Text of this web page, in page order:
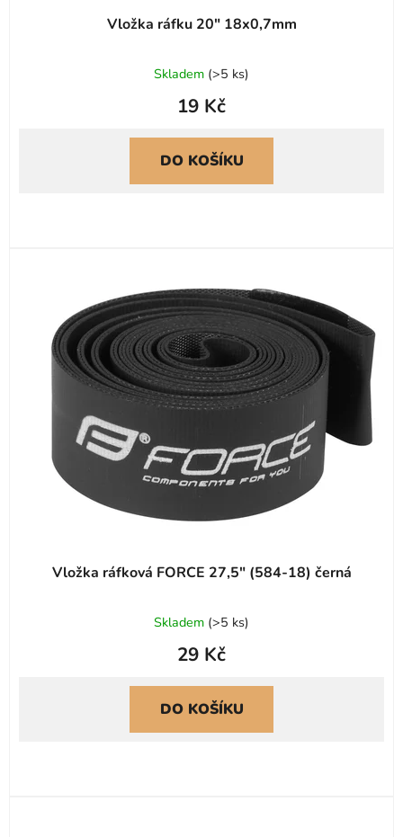
Vložka ráfku 20" 18x0,7mm
Skladem (>5 ks)
19 Kč
DO KOŠÍKU
Vložka ráfková FORCE 27,5" (584-18) černá
Skladem (>5 ks)
29 Kč
DO KOŠÍKU